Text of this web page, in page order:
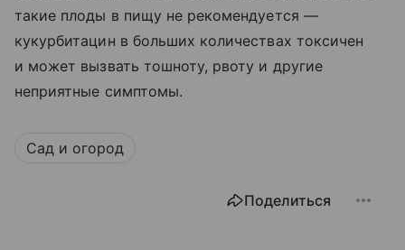
такие плоды в пищу не рекомендуется —
кукурбитацин в больших количествах токсичен
и может вызвать тошноту, рвоту и другие
неприятные симптомы.
Сад и огород
Поделиться